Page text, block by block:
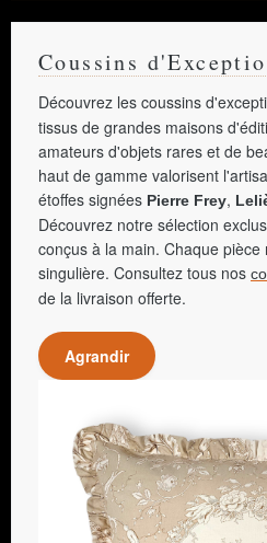
Coussins
Découvrez les coussins
tissus de grandes maisons
amateurs d'objets rares et de
haut de gamme valorisent
étoffes signées Pierre Frey,
Découvrez notre sélection
conçus à la main. Chaque
singulière. Consultez tous nos
de la livraison offerte.
Agrandir